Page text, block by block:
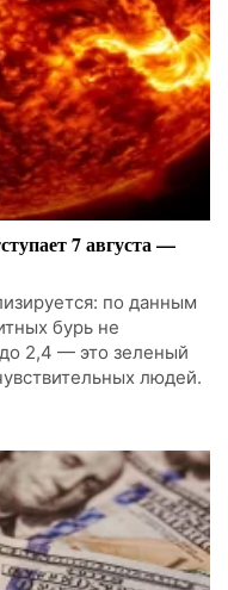
7 августа —
по данным
бурь не
2,4 — это зеленый
людей.